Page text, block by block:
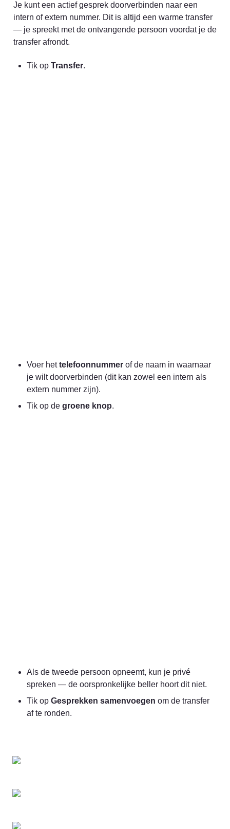
Je kunt een actief gesprek doorverbinden naar een
intern of extern nummer. Dit is altijd een warme transfer
— je spreekt met de ontvangende persoon voordat je de
transfer afrondt.
Tik op Transfer.
Voer het telefoonnummer of de naam in waarnaar
je wilt doorverbinden (dit kan zowel een intern als
extern nummer zijn).
Tik op de groene knop.
Als de tweede persoon opneemt, kun je privé
spreken — de oorspronkelijke beller hoort dit niet.
Tik op Gesprekken samenvoegen om de transfer
af te ronden.